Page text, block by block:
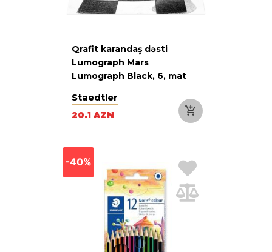
Qrafit karandaş dəsti
Lumograph Mars
Lumograph Black, 6, mat
Staedtler
20.1 AZN
-40%